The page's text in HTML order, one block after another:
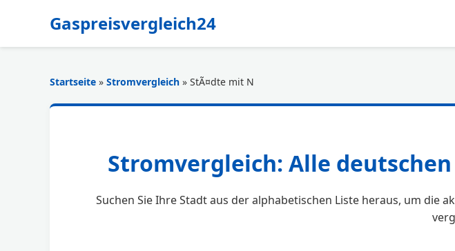
Gaspreisvergleich24
Startseite » Stromvergleich » StÃ¤dte mit N
Stromvergleich: Alle
Suchen Sie Ihre Stadt aus der alphabetischen Liste heraus, um